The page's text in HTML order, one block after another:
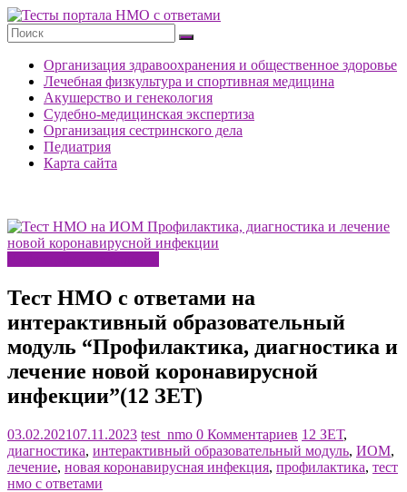
Перейти
к
содержимому
Тесты
НМО
ответами
Организация здравоохранения и общественное здоровье
Лечебная физкультура и спортивная медицина
Акушерство и генекология
Судебно-медицинская экспертиза
Организация сестринского дела
Педиатрия
Карта сайта
Тест НМО с ответами на
интерактивный образовательный
модуль “Профилактика, диагностика и
лечение новой коронавирусной
инфекции”(12 ЗЕТ)
03.02.202107.11.2023 test_nmo 0 Комментариев 12 ЗЕТ,
диагностика, интерактивный образовательный модуль, ИОМ,
лечение, новая коронавирусная инфекция, профилактика, тест
нмо с ответами